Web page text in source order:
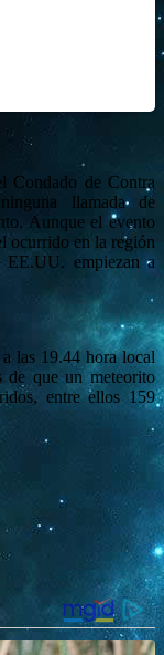
Condado de Contra
llamada de
Aunque el evento
ocurrido en la región
EE.UU. empiezan a
las 19.44 hora local
de que un meteorito
entre ellos 159